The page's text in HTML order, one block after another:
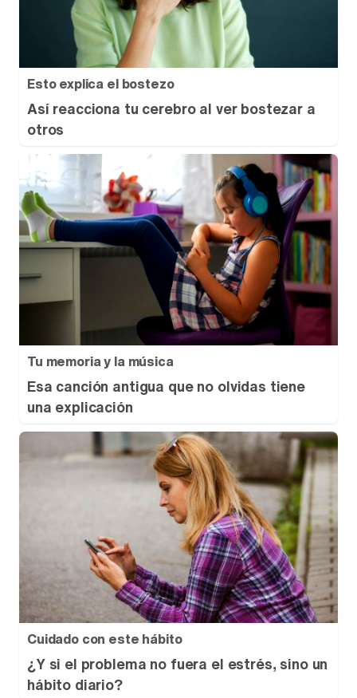
Esto explica el bostezo
Así reacciona tu cerebro al ver bostezar a
otros
Tu memoria y la música
Esa canción antigua que no olvidas tiene
una explicación
Cuidado con este hábito
¿Y si el problema no fuera el estrés, sino un
hábito diario?